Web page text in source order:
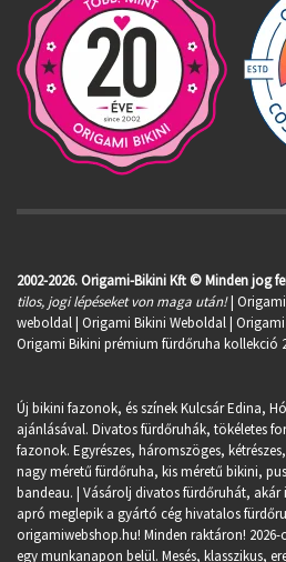
2002-2026. Origami-Bikini Kft © Minden jog
tilos, jogi lépéseket von maga után!|
weboldal | Origami Bikini Weboldal |
Origami Bikini prémium fürdőruha kollekció
Új bikini fazonok, és színek Kulcsár Edina,
ajánlásával. Divatos fürdőruhák, tökéletes
fazonok. Egyrészes, háromszöges,
nagy méretű fürdőruha, kis méretű bikini,
bandeau. | Vásárolj divatos fürdőruhát, akár
apró meglepik a gyártó cég hivatalos
origamiwebshop.hu! Minden raktáron!
egy munkanapon belül. Mesés, klasszikus,